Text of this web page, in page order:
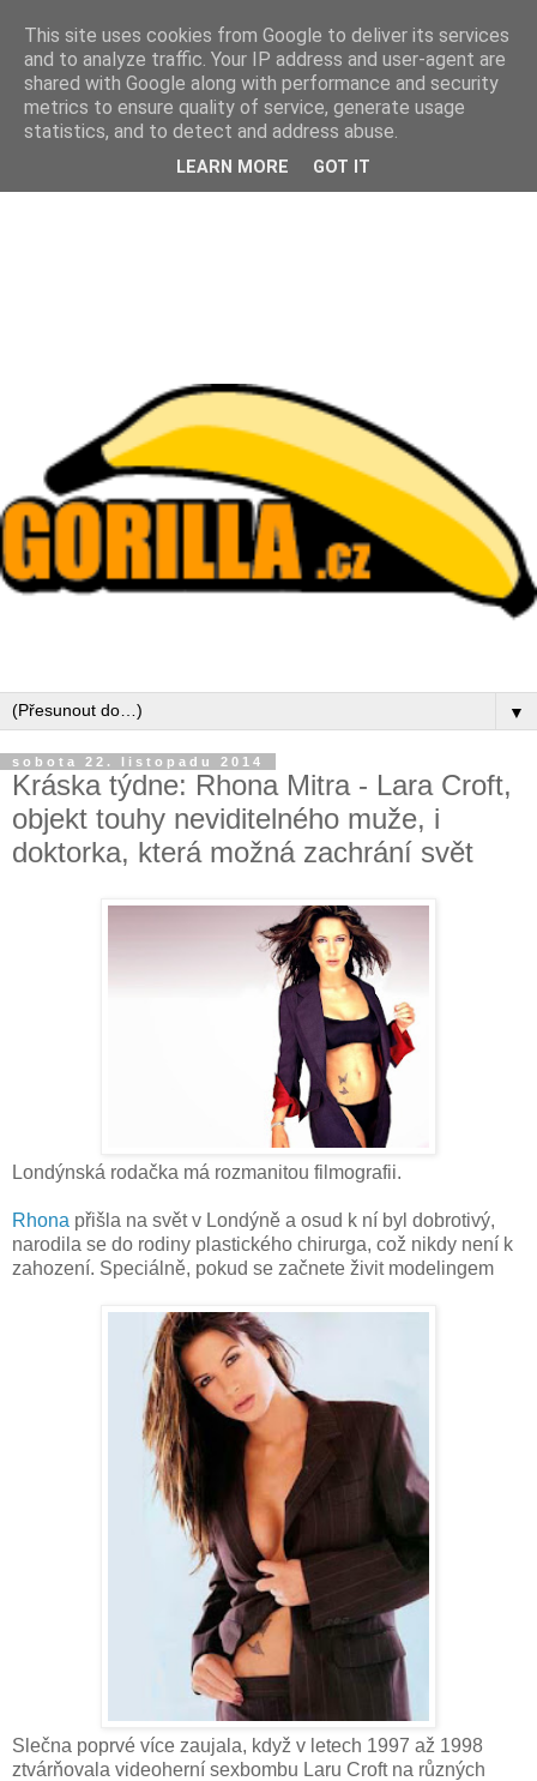
▼
sobota 22. listopadu 2014
Kráska týdne: Rhona Mitra - Lara Croft,
objekt touhy neviditelného muže, i
doktorka, která možná zachrání svět
Londýnská rodačka má rozmanitou filmografii.
Rhona přišla na svět v Londýně a osud k ní byl dobrotivý,
narodila se do rodiny plastického chirurga, což nikdy není k
zahození. Speciálně, pokud se začnete živit modelingem
Slečna poprvé více zaujala, když v letech 1997 až 1998
ztvárňovala videoherní sexbombu Laru Croft na různých
This site uses cookies from Google to deliver its services
and to analyze traffic. Your IP address and user-agent are
shared with Google along with performance and security
metrics to ensure quality of service, generate usage
statistics, and to detect and address abuse.
LEARN MORE GOT IT